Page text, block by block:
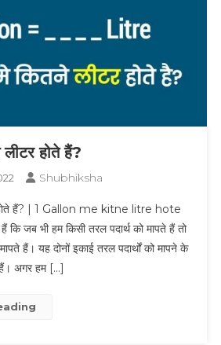
होते हैं?
Shubhiksha
हैं? | 1 Gallon me kitne litre hote
कि जब भी हम किसी तरल पदार्थ को मापते हैं तो
हैं। यह दोनों इकाई तरल पदार्थों को मापने के
हैं। अगर हम […]